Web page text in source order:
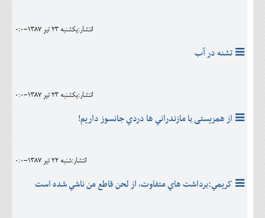
انتشار:يکشنبه 23 تير 1387-0:0
تشنه در آب
انتشار:يکشنبه 23 تير 1387-0:0
از همزیستی با مازندراني ها دردي جانسوز داريم!
انتشار:شنبه 22 تير 1387-0:0
کريمي:برداشت هاي متفاوت، از لحن قاطع من ناشي شده است